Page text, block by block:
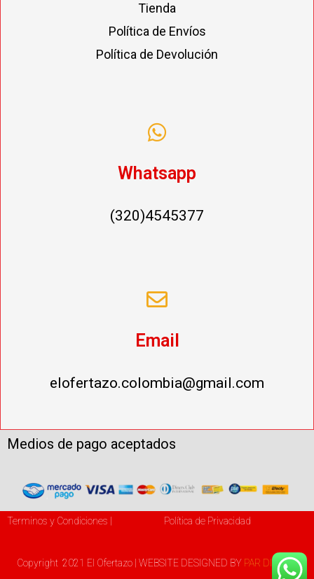
Tienda
Política de Envíos
Política de Devolución
Whatsapp
(320)4545377
Email
elofertazo.colombia@gmail.com
Medios de pago aceptados
Terminos y Condiciones | Política de Privacidad
Copyright 2021 El Ofertazo | WEBSITE DESIGNED BY PAR DIGITAL